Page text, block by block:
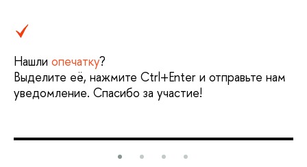
Нашли опечатку?
Выделите её, нажмите Ctrl+Enter и отправьте нам
уведомление. Спасибо за участие!